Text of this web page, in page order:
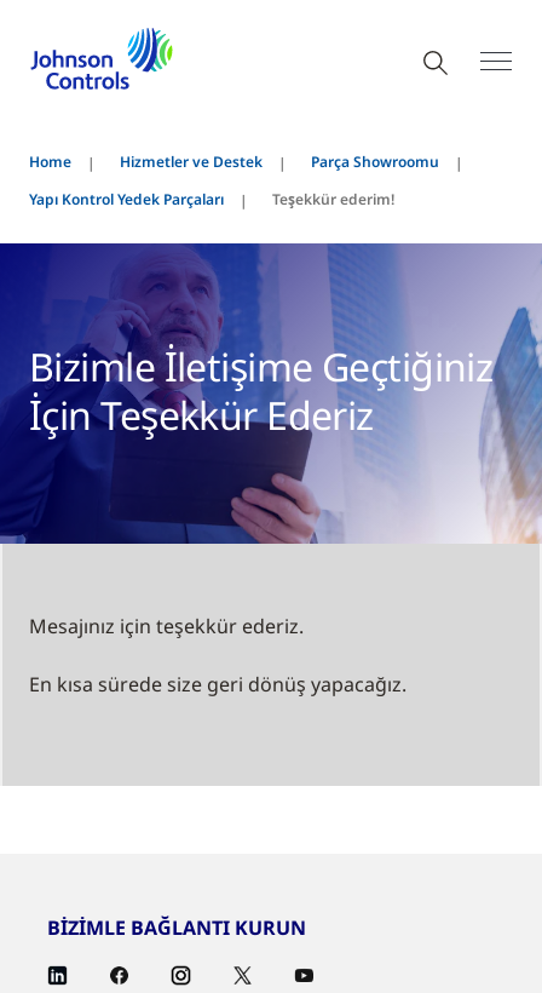
Home Hizmetler ve Destek
Parça Showroomu
Yapı Kontrol Yedek Parçaları
Teşekkür ederim!
Bizimle İletişime Geçtiğiniz
İçin Teşekkür Ederiz
Mesajınız için teşekkür ederiz.
En kısa sürede size geri dönüş yapacağız.
BİZİMLE BAĞLANTI KURUN